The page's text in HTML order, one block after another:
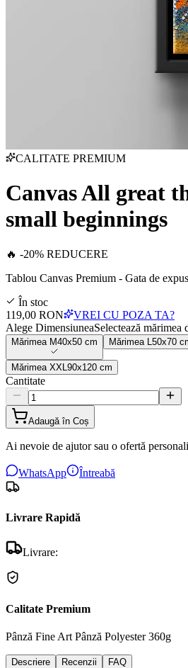
CALITATE PREMIUM
Canvas All great
small beginnings
🔥 -20% REDUCERE
Tablou Canvas Premium - Gata de expus
În stoc
119,00 RON
VREI CU POZA TA?
Alege DimensiuneaSelectează mărimea
Mărimea M40x50 cm Mărimea 50x70
Mărimea XXL 90x120 cm
Cantitate
Adaugă în Coș
Ai nevoie de ajutor sau o ofertă
WhatsApp Întreabă
Livrare Rapidă
Livrare:
Calitate Premium
Pânză Fine Art Pânză Polyester 360g
Descriere Recenzii FAQ